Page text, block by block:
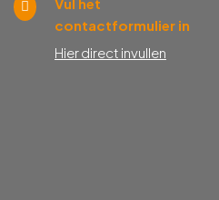
contactformulier in
Hier direct invullen